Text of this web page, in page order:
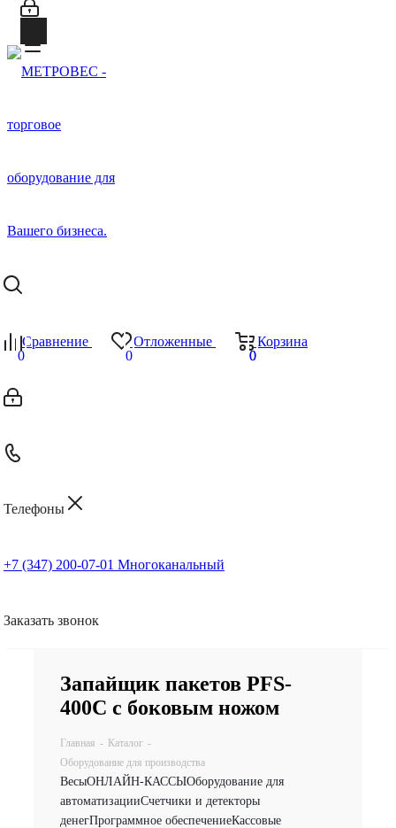
Сравнение
0
Отложенные
0
Корзина
0
0
Телефоны
+7 (347) 200-07-01 Многоканальный
Заказать звонок
Запайщик пакетов PFS-
400С с боковым ножом
Главная - Каталог -
Оборудование для производства
ВесыОНЛАЙН-КАССЫОборудование для
автоматизацииСчетчики и детекторы
денегПрограммное обеспечениеКассовые